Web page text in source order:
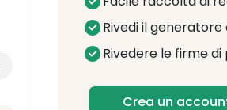
Rivedi il generatore
Rivedere le firme
Crea un